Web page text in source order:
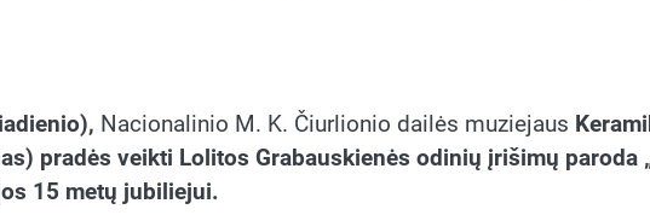
Nacionalinio M. K. Čiurlionio dailės muziejaus
pradės veikti Lolitos Grabauskienės odinių įrišimų paroda
15 metų jubiliejui.